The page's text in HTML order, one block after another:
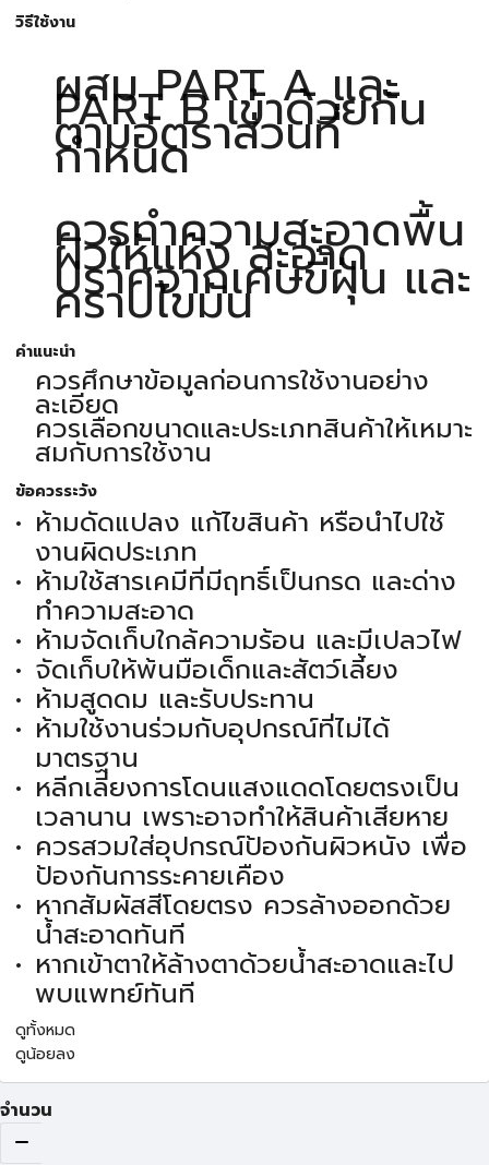
วิธีใช้งาน
ผสม PART A และ
PART B เข้าด้วยกัน
ตามอัตราส่วนที่
กำหนด
ควรทำความสะอาดพื้น
ผิวให้แห้ง สะอาด
ปราศจากเศษขี้ฝุ่น และ
คราบไขมัน
คำแนะนำ
ควรศึกษาข้อมูลก่อนการใช้งานอย่าง
ละเอียด
ควรเลือกขนาดและประเภทสินค้าให้เหมาะ
สมกับการใช้งาน
ข้อควรระวัง
ห้ามดัดแปลง แก้ไขสินค้า หรือนำไปใช้
งานผิดประเภท
ห้ามใช้สารเคมีที่มีฤทธิ์เป็นกรด และด่าง
ทำความสะอาด
ห้ามจัดเก็บใกล้ความร้อน และมีเปลวไฟ
จัดเก็บให้พ้นมือเด็กและสัตว์เลี้ยง
ห้ามสูดดม และรับประทาน
ห้ามใช้งานร่วมกับอุปกรณ์ที่ไม่ได้
มาตรฐาน
หลีกเลี่ยงการโดนแสงแดดโดยตรงเป็น
เวลานาน เพราะอาจทำให้สินค้าเสียหาย
ควรสวมใส่อุปกรณ์ป้องกันผิวหนัง เพื่อ
ป้องกันการระคายเคือง
หากสัมผัสสีโดยตรง ควรล้างออกด้วย
น้ำสะอาดทันที
หากเข้าตาให้ล้างตาด้วยน้ำสะอาดและไป
พบแพทย์ทันที
ดูทั้งหมด
ดูน้อยลง
จำนวน